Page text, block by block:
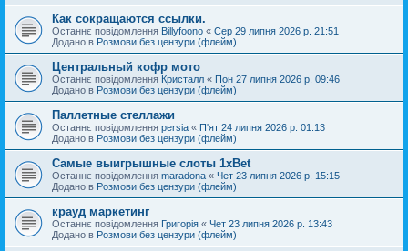
Как сокращаются ссылки.
Останнє повідомлення Billyfoono « Сер 29 липня 2026 р. 21:51
Додано в Розмови без цензури (флейм)
Центральный кофр мото
Останнє повідомлення Кристалл « Пон 27 липня 2026 р. 09:46
Додано в Розмови без цензури (флейм)
Паллетные стеллажи
Останнє повідомлення persia « П'ят 24 липня 2026 р. 01:13
Додано в Розмови без цензури (флейм)
Самые выигрышные слоты 1xBet
Останнє повідомлення maradona « Чет 23 липня 2026 р. 15:15
Додано в Розмови без цензури (флейм)
крауд маркетинг
Останнє повідомлення Григорія « Чет 23 липня 2026 р. 13:43
Додано в Розмови без цензури (флейм)